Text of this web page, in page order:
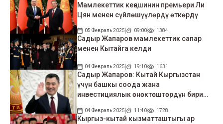
Мамлекеттик кеңешинин премьери Ли
Цян менен сүйлөшүүлөрдү өткөрдү
05 Февраль 2025 09:00 1384
Садыр Жапаров мамлекеттик сапар
менен Кытайга келди
04 Февраль 2025 19:10 1631
Садыр Жапаров: Кытай Кыргызстан
үчүн башкы соода жана
инвестициялык өнөктөштөрдүн бири
04 Февраль 2025 11:40 1728
Кыргыз-кытай кызматташтыгы ар